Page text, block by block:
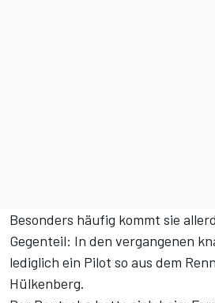
Besonders häufig kommt sie
Gegenteil: In den vergangenen
lediglich ein Pilot so aus dem
Hülkenberg.